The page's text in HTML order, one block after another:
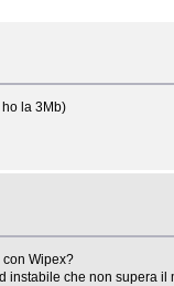
ho la 3Mb)
Wipex?
che non supera il